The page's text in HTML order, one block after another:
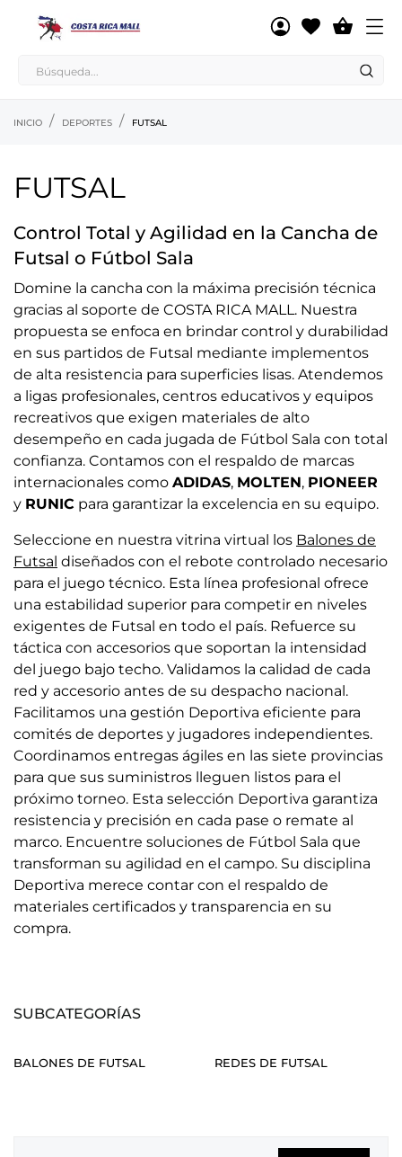

INICIO DEPORTES FUTSAL
FUTSAL
Control Total y Agilidad en la Cancha de
Futsal o Fútbol Sala
Domine la cancha con la máxima precisión técnica
gracias al soporte de COSTA RICA MALL. Nuestra
propuesta se enfoca en brindar control y durabilidad
en sus partidos de Futsal mediante implementos
de alta resistencia para superficies lisas. Atendemos
a ligas profesionales, centros educativos y equipos
recreativos que exigen materiales de alto
desempeño en cada jugada de Fútbol Sala con total
confianza. Contamos con el respaldo de marcas
internacionales como ADIDAS, MOLTEN, PIONEER
y RUNIC para garantizar la excelencia en su equipo.
Seleccione en nuestra vitrina virtual los Balones de
Futsal diseñados con el rebote controlado necesario
para el juego técnico. Esta línea profesional ofrece
una estabilidad superior para competir en niveles
exigentes de Futsal en todo el país. Refuerce su
táctica con accesorios que soportan la intensidad
del juego bajo techo. Validamos la calidad de cada
red y accesorio antes de su despacho nacional.
Facilitamos una gestión Deportiva eficiente para
comités de deportes y jugadores independientes.
Coordinamos entregas ágiles en las siete provincias
para que sus suministros lleguen listos para el
próximo torneo. Esta selección Deportiva garantiza
resistencia y precisión en cada pase o remate al
marco. Encuentre soluciones de Fútbol Sala que
transforman su agilidad en el campo. Su disciplina
Deportiva merece contar con el respaldo de
materiales certificados y transparencia en su
compra.
SUBCATEGORÍAS
BALONES DE FUTSAL REDES DE FUTSAL